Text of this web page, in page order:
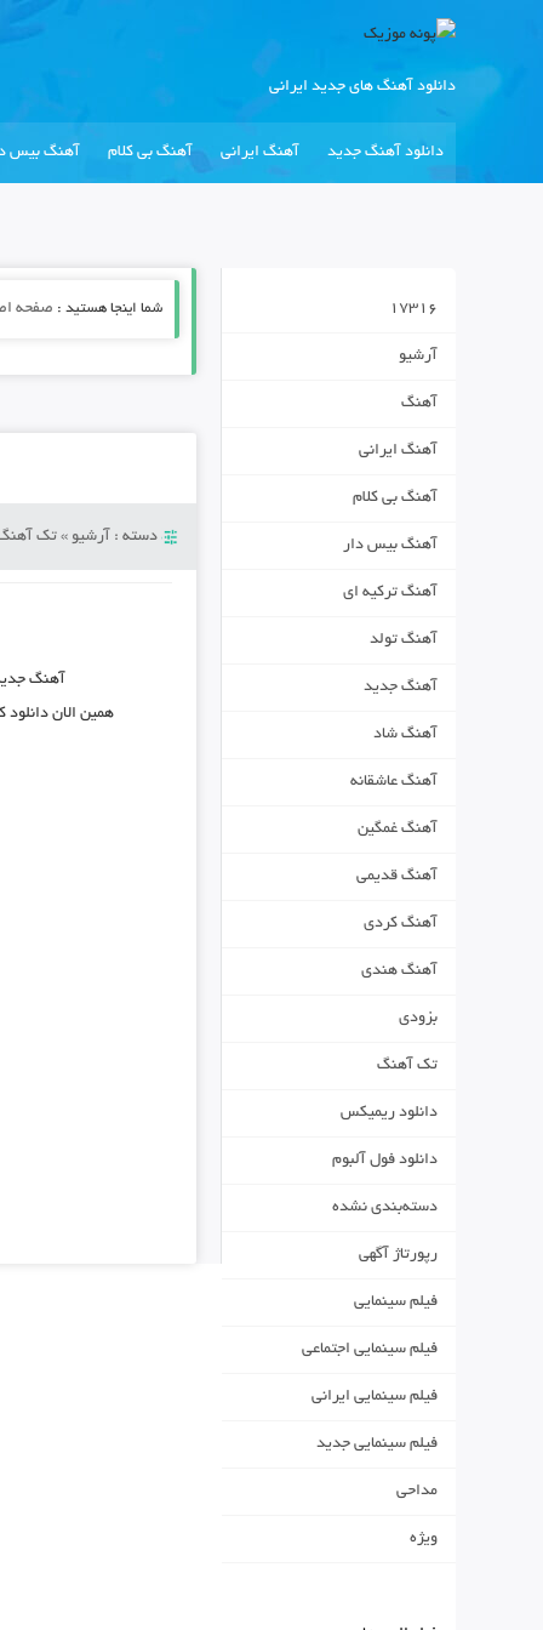
دانلود آهنگ های جدید ایرانی
دانلود آهنگ جدید آهنگ ایرانی آهنگ بی کلام آهنگ بیس
شما اینجا هستید : صفحه
دسته : آرشیو » تک
آهنگ
همین الان
17316
آرشیو
آهنگ
آهنگ ایرانی
آهنگ بی کلام
آهنگ بیس دار
آهنگ ترکیه ای
آهنگ تولد
آهنگ جدید
آهنگ شاد
آهنگ عاشقانه
آهنگ غمگین
آهنگ قدیمی
آهنگ کردی
آهنگ هندی
بزودی
تک آهنگ
دانلود ریمیکس
دانلود فول آلبوم
دسته‌بندی نشده
رپورتاژ آگهی
فیلم سینمایی
فیلم سینمایی اجتماعی
فیلم سینمایی ایرانی
فیلم سینمایی جدید
مداحی
ویژه